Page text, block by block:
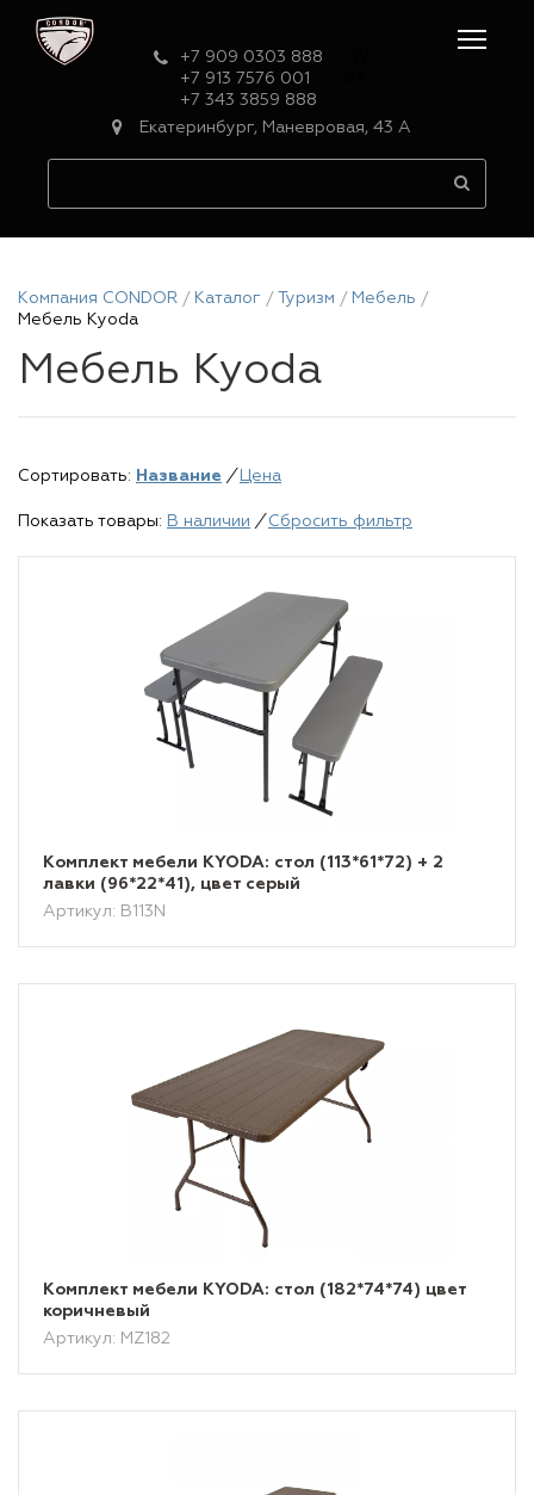
+7 909 0303 888
+7 913 7576 001
+7 343 3859 888
Екатеринбург, Маневровая, 43 А
Компания CONDOR Каталог Туризм
Мебель
Мебель Kyoda
Мебель Kyoda
Сортировать: Название / Цена
Показать товары: В наличии / Сбросить фильтр
Комплект мебели KYODA: стол (113*61*72) + 2
лавки (96*22*41), цвет серый
Артикул: B113N
Комплект мебели KYODA: стол (182*74*74) цвет
коричневый
Артикул: MZ182